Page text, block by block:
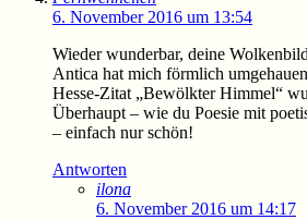
6. November 2016 um 13:54
Wieder wunderbar, deine
Antica hat mich förmlich
Hesse-Zitat „Bewölkter Himmel“
Überhaupt – wie du Poesie mit
– einfach nur schön!
Antworten
ilona
6. November 2016 um 14:17